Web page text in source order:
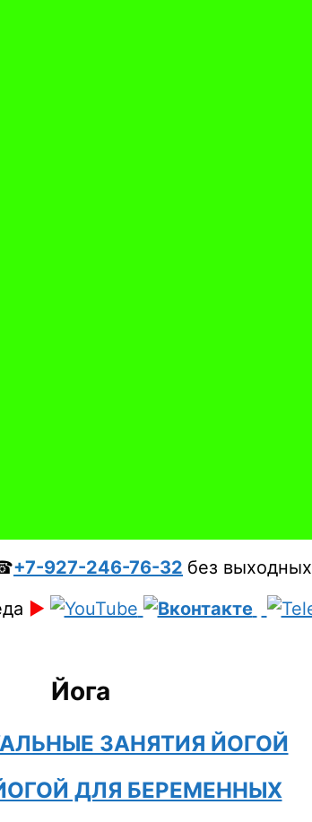
+7-927-246-76-32 без выходных
►
Йога
ЗАНЯТИЯ ЙОГОЙ
ДЛЯ БЕРЕМЕННЫХ